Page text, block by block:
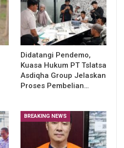
Didatangi Pendemo,
Kuasa Hukum PT Tslatsa
Asdiqha Group Jelaskan
Proses Pembelian…
BREAKING NEWS